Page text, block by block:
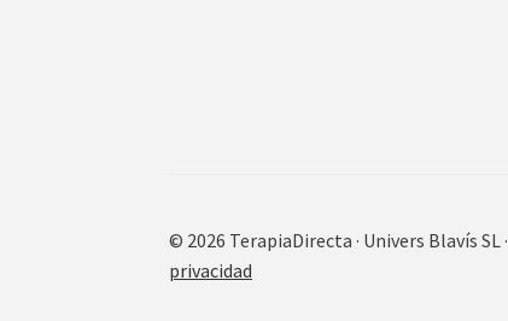
© 2026 TerapiaDirecta · Univers Blavís SL ·
privacidad